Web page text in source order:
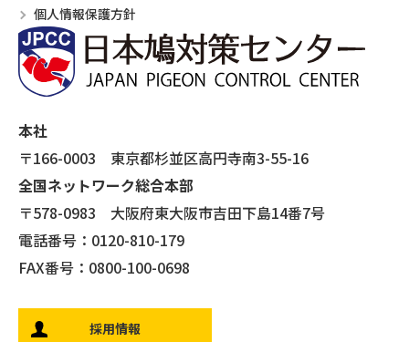
本社
〒166-0003 東京都杉並区高円寺南3-55-16
全国ネットワーク総合本部
〒578-0983 大阪府東大阪市吉田下島14番7号
電話番号：0120-810-179
FAX番号：0800-100-0698
採用情報
個人情報保護方針